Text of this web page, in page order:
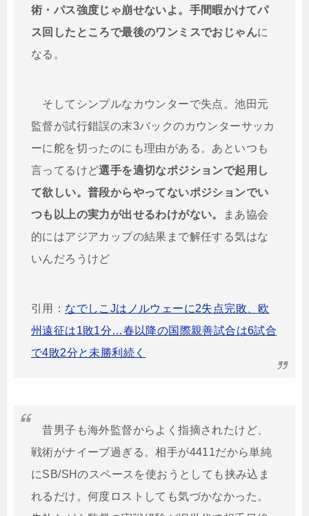
術・パス強度じゃ崩せないよ。手間暇かけてパ
ス回したところで最後のワンミスでおじゃんに
なる。
そしてシンプルなカウンターで失点。池田元
監督が試行錯誤の末3バックのカウンターサッカ
ーに舵を切ったのにも理由がある。あといつも
言ってるけど選手を適切なポジションで起用し
て欲しい。普段からやってないポジションでい
つも以上の実力が出せるわけがない。
まあ協会
的にはアジアカップの結果まで解任する気はな
いんだろうけど
引用： なでしこJはノルウェーに2失点完敗、欧
州遠征は1敗1分…春以降の国際親善試合は6試合
で4敗2分と未勝利続く
昔男子も海外監督からよく指摘されたけど、
戦術がナイーブ過ぎる。相手が4411だから単純
にSB/SHのスペースを使おうとしても挟み込ま
れるだけ。何度ロストしても気づかなかった。